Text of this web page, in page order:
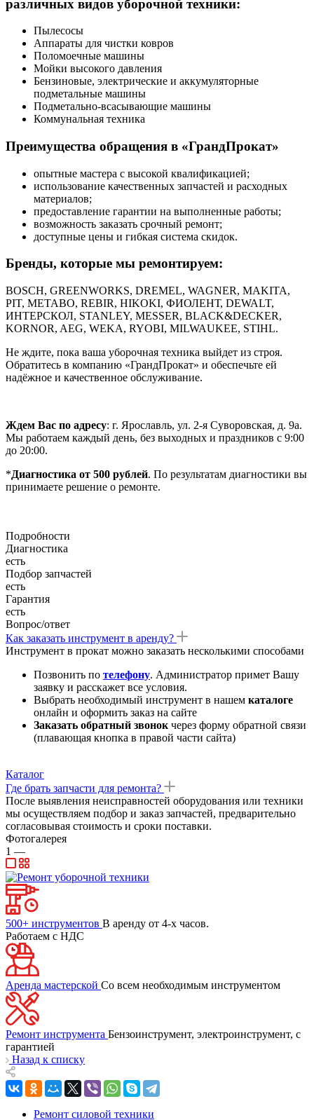
различных видов уборочной техники:
Пылесосы
Аппараты для чистки ковров
Поломоечные машины
Мойки высокого давления
Бензиновые, электрические и аккумуляторные
подметальные машины
Подметально-всасывающие машины
Коммунальная техника
Преимущества обращения в «ГрандПрокат»
опытные мастера с высокой квалификацией;
использование качественных запчастей и расходных
материалов;
предоставление гарантии на выполненные работы;
возможность заказать срочный ремонт;
доступные цены и гибкая система скидок.
Бренды, которые мы ремонтируем:
BOSCH, GREENWORKS, DREMEL, WAGNER, MAKITA,
PIT, METABO, REBIR, HIKOKI, ФИОЛЕНТ, DEWALT,
ИНТЕРСКОЛ, STANLEY, MESSER, BLACK&DECKER,
KORNOR, AEG, WEKA, RYOBI, MILWAUKEE, STIHL.
Не ждите, пока ваша уборочная техника выйдет из строя.
Обратитесь в компанию «ГрандПрокат» и обеспечьте ей
надёжное и качественное обслуживание.
Ждем Вас по адресу: г. Ярославль, ул. 2-я Суворовская, д. 9а.
Мы работаем каждый день, без выходных и праздников с 9:00
до 20:00.
*Диагностика от 500 рублей. По результатам диагностики вы
принимаете решение о ремонте.
Подробности
Диагностика
есть
Подбор запчастей
есть
Гарантия
есть
Вопрос/ответ
Как заказать инструмент в аренду?
Инструмент в прокат можно заказать несколькими способами
Позвонить по телефону. Администратор примет Вашу
заявку и расскажет все условия.
Выбрать необходимый инструмент в нашем каталоге
онлайн и оформить заказ на сайте
Заказать обратный звонок через форму обратной связи
(плавающая кнопка в правой части сайта)
Каталог
Где брать запчасти для ремонта?
После выявления неисправностей оборудования или техники
мы осуществляем подбор и заказ запчастей, предварительно
согласовывая стоимость и сроки поставки.
Фотогалерея
1 —
500+ инструментов В аренду от 4-х часов.
Работаем с НДС
Аренда мастерской Со всем необходимым инструментом
Ремонт инструмента Бензоинструмент, электроинструмент, с
гарантией
Назад к списку
Ремонт силовой техники